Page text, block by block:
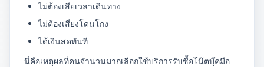
ไม่ต้องเสียเวลาเดินทาง
ไม่ต้องเสี่ยงโดนโกง
ได้เงินสดทันที
นี่คือเหตุผลที่คนจำนวนมากเลือกใช้บริการรับซื้อโน๊ตบุ๊คมือ